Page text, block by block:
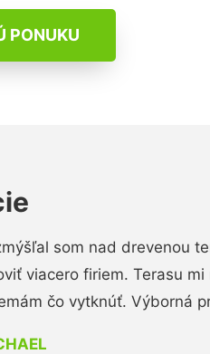
PONUKU
som nad drevenou
viacero firiem. Terasu
čo vytknúť. Výborná